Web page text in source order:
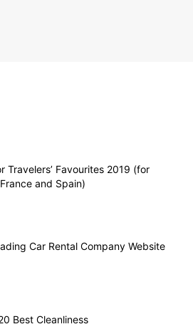
Travelers’ Favourites 2019 (for
and Spain)
Car Rental Company Website
Best Cleanliness